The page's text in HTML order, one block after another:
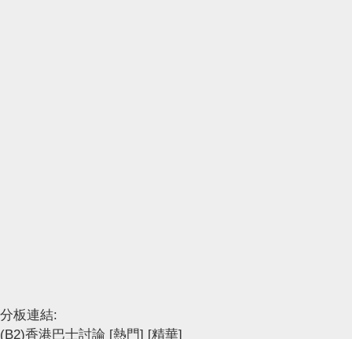
分板連結:
(B2)香港巴士討論 [熱門] [精華]